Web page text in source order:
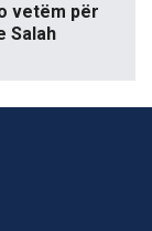
vetëm për
Salah